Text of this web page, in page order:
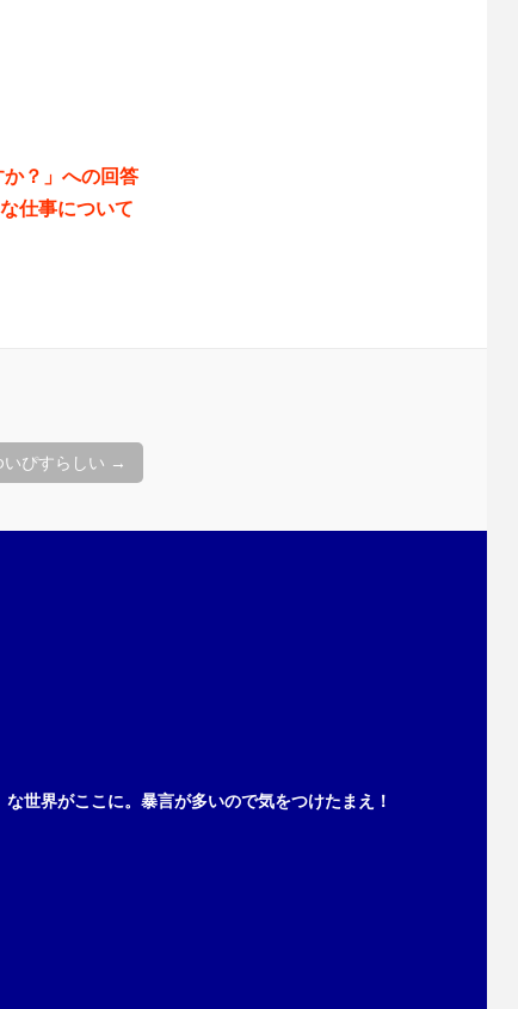
？」への回答
仕事について
ぴすらしい →
世界がここに。暴言が多いので気をつけたまえ！